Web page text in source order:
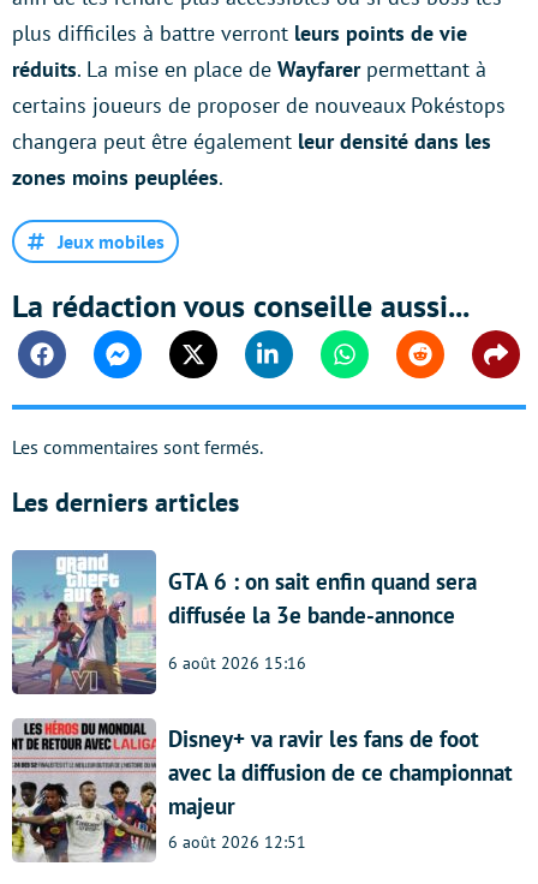
plus difficiles à battre verront leurs points de vie
réduits. La mise en place de Wayfarer permettant à
certains joueurs de proposer de nouveaux Pokéstops
changera peut être également leur densité dans les
zones moins peuplées.
Jeux mobiles
La rédaction vous conseille aussi...
FacebookMessengerTwitter Linkedin WhatsappReddit
Les commentaires sont fermés.
Les derniers articles
GTA 6 : on sait enfin quand sera
diffusée la 3e bande-annonce
6 août 2026 15:16
Disney+ va ravir les fans de foot
avec la diffusion de ce championnat
majeur
6 août 2026 12:51